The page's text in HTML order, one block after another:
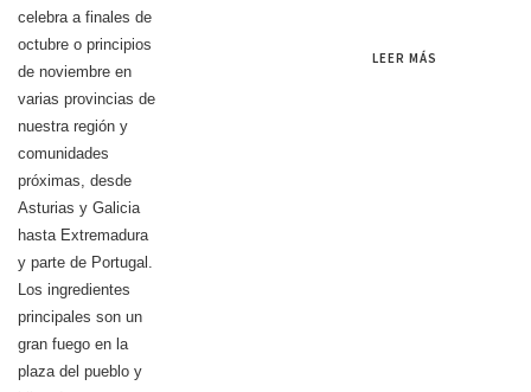
celebra a finales de
octubre o principios
de noviembre en
varias provincias de
nuestra región y
comunidades
próximas, desde
Asturias y Galicia
hasta Extremadura
y parte de Portugal.
Los ingredientes
principales son un
gran fuego en la
plaza del pueblo y
LEER MÁS